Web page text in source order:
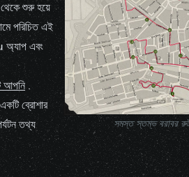
সমস্ত স্তম্ভ বরাবর
শুরু হয়ে
পরিচিত এই
অ্যাপ এবং
আপনি.
ব্রোশার
তথ্য